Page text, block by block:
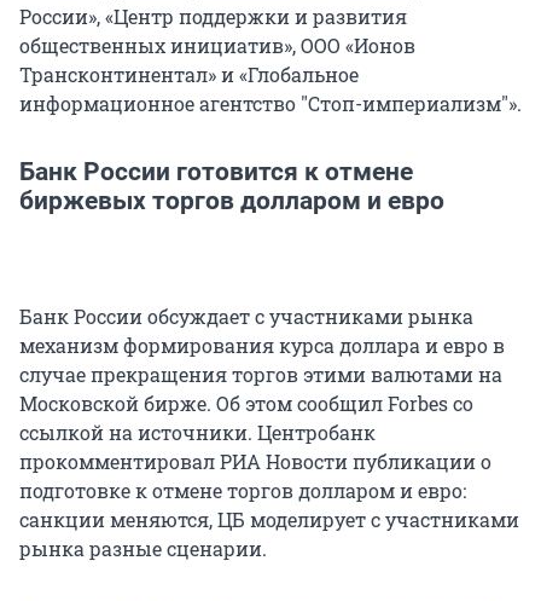
России», «Центр поддержки и развития
общественных инициатив», ООО «Ионов
Трансконтинентал» и «Глобальное
информационное агентство "Стоп-империализм"».
Банк России готовится к отмене
биржевых торгов долларом и евро
Банк России обсуждает с участниками рынка
механизм формирования курса доллара и евро в
случае прекращения торгов этими валютами на
Московской бирже. Об этом сообщил Forbes со
ссылкой на источники. Центробанк
прокомментировал РИА Новости публикации о
подготовке к отмене торгов долларом и евро:
санкции меняются, ЦБ моделирует с участниками
рынка разные сценарии.